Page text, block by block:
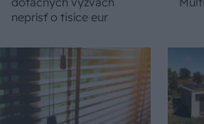
neprísť o tisíce eur